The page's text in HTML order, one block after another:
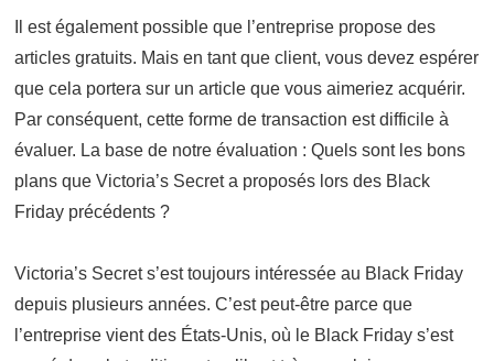
Il est également possible que l’entreprise propose des
articles gratuits. Mais en tant que client, vous devez espérer
que cela portera sur un article que vous aimeriez acquérir.
Par conséquent, cette forme de transaction est difficile à
évaluer. La base de notre évaluation : Quels sont les bons
plans que Victoria’s Secret a proposés lors des Black
Friday précédents ?
Victoria’s Secret s’est toujours intéressée au Black Friday
depuis plusieurs années. C’est peut-être parce que
l’entreprise vient des États-Unis, où le Black Friday s’est